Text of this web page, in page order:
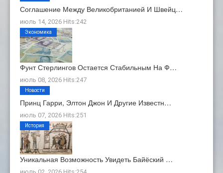
Соглашение Между Великобританией И Швейц…
июль 14, 2026 Hits:242
Фунт Стерлингов Остается Стабильным На Ф…
июль 08, 2026 Hits:247
Экономика
Принц Гарри, Элтон Джон И Другие Известн…
июль 07, 2026 Hits:251
Новости
Уникальная Возможность Увидеть Байёский …
История